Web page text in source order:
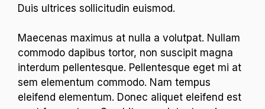
Duis ultrices sollicitudin euismod.
Maecenas maximus at nulla a volutpat. Nullam
commodo dapibus tortor, non suscipit magna
interdum pellentesque. Pellentesque eget mi at
sem elementum commodo. Nam tempus
eleifend elementum. Donec aliquet eleifend est